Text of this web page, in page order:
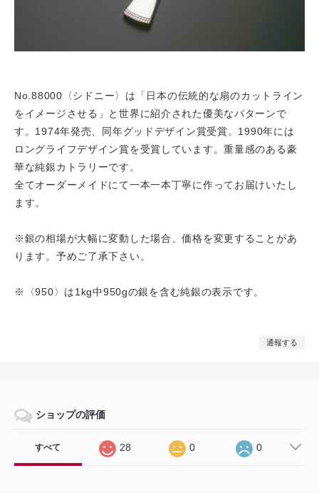
No.88000〈シドニー〉は「日本の伝統的な扇のカットライン
をイメージさせる」と世界に紹介された優美なパターンで
す。1974年発売、同年グッドデザイン賞受賞。1990年には
ロングライフデザイン賞を受賞しています。重量感のある豪
華な純銀カトラリーです。
全てオーダーメイドにて一本一本丁寧に作ってお届けいたし
ます。
※銀の相場が大幅に変動した場合、価格を変更することがあ
ります。予めご了承下さい。
※〈950〉は1kg中950gの銀を含む純銀の表示です。
通報する
ショップの評価
すべて 28 0 0